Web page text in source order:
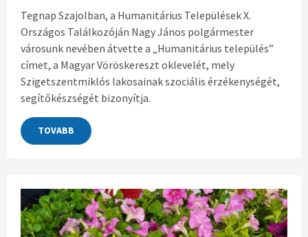
Tegnap Szajolban, a Humanitárius Települések X.
Országos Találkozóján Nagy János polgármester
városunk nevében átvette a „Humanitárius település”
címet, a Magyar Vöröskereszt oklevelét, mely
Szigetszentmiklós lakosainak szociális érzékenységét,
segítőkészségét bizonyítja.
TOVABB